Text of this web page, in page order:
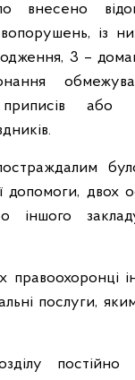
внесено
із
3 –
або
допомоги, двох
закладу
правоохоронці
послуги,
постійно